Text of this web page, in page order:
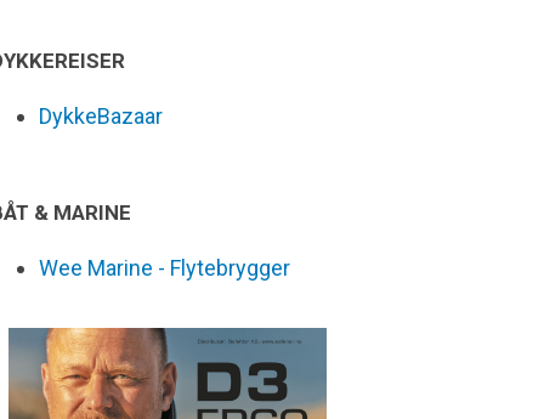
DykkeBazaar
& MARINE
Wee Marine - Flytebrygger